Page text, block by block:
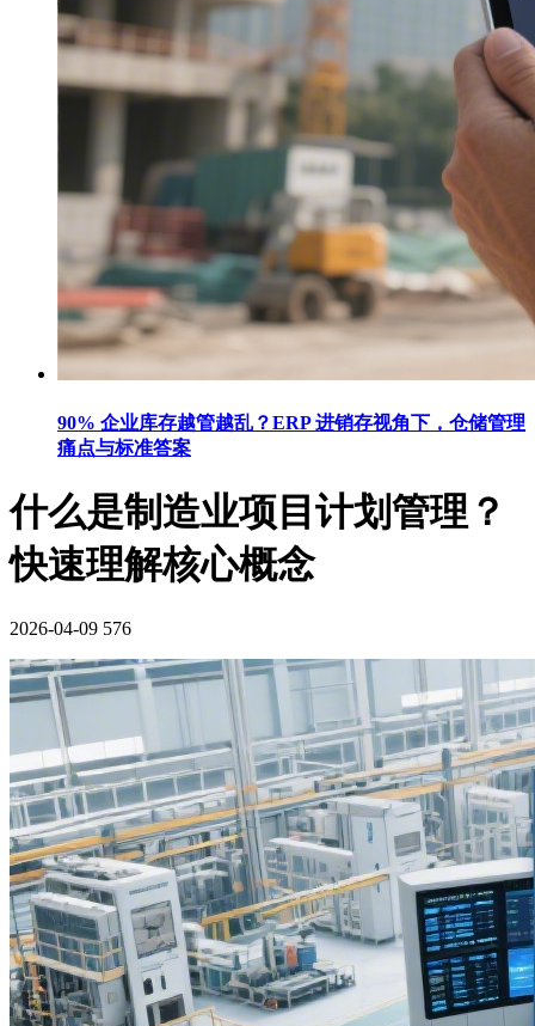
90% 企业库存越管越乱？ERP 进销存视角下，仓储管理
痛点与标准答案
什么是制造业项目计划管理？
快速理解核心概念
2026-04-09 576